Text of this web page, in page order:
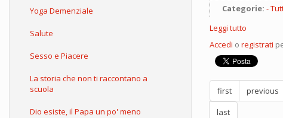
Yoga Demenziale
Salute
Sesso e Piacere
La storia che non ti raccontano a
scuola
Dio esiste, il Papa un po' meno
Categorie:
Leggi tutto
l'incidente
con
Don
Marsilio
ed
Accedi o registrati
first previous
last